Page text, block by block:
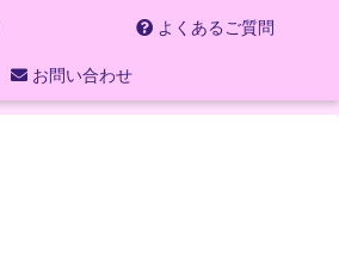
よくあるご質問
お問い合わせ